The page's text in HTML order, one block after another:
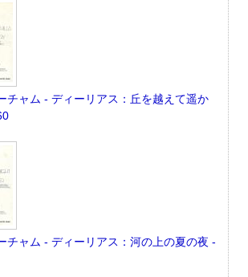
チャム - ディーリアス：丘を越えて遥か
チャム - ディーリアス：河の上の夏の夜 -